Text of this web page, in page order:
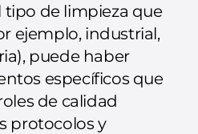
de limpieza que
ejemplo, industrial,
puede haber
específicos que
de calidad
protocolos y